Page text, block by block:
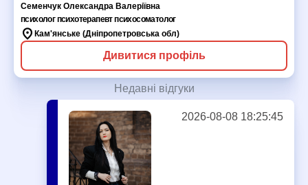
Семенчук Олександра Валеріївна
психолог психотерапевт психосоматолог
Кам'янське (Дніпропетровська обл)
Дивитися профіль
Недавні відгуки
2026-08-08 18:25:45